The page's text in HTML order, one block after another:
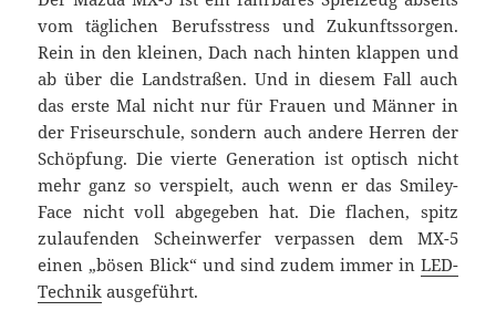
vom täglichen Berufsstress und Zukunftssorgen.
Rein in den kleinen, Dach nach hinten klappen und
ab über die Landstraßen. Und in diesem Fall auch
das erste Mal nicht nur für Frauen und Männer in
der Friseurschule, sondern auch andere Herren der
Schöpfung. Die vierte Generation ist optisch nicht
mehr ganz so verspielt, auch wenn er das Smiley-
Face nicht voll abgegeben hat. Die flachen, spitz
zulaufenden Scheinwerfer verpassen dem MX-5
einen „bösen Blick“ und sind zudem immer in LED-
Technik ausgeführt.